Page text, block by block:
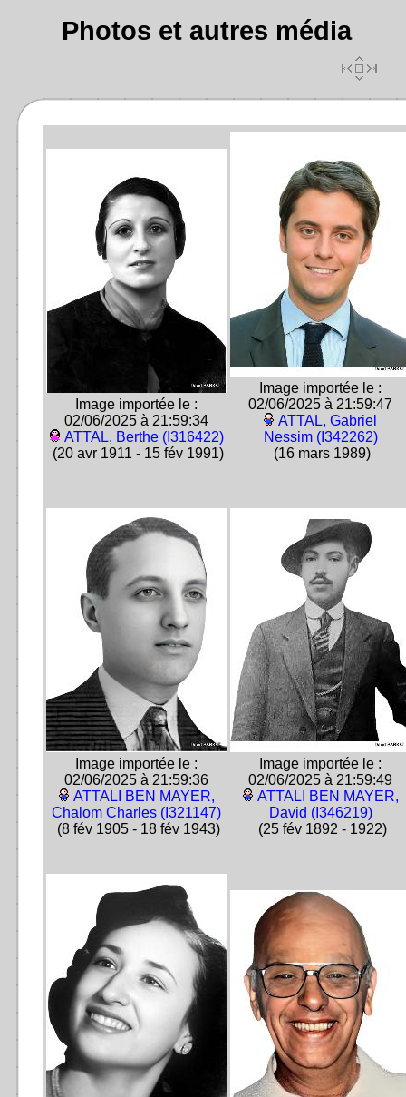
Photos et autres média
Image importée le :
02/06/2025 à 21:59:34
ATTAL, Berthe (I316422)
(20 avr 1911 - 15 fév 1991)
Image importée le :
02/06/2025 à 21:59:47
ATTAL, Gabriel
Nessim (I342262)
(16 mars 1989)
Image importée le :
02/06/2025 à 21:59:36
ATTALI BEN MAYER,
Chalom Charles (I321147)
(8 fév 1905 - 18 fév 1943)
Image importée le :
02/06/2025 à 21:59:49
ATTALI BEN MAYER,
David (I346219)
(25 fév 1892 - 1922)